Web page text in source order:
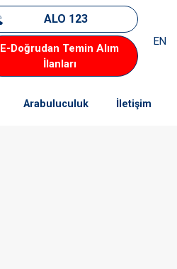
ALO 123
E-Doğrudan Temin Alım
İlanları
EN
Arabuluculuk İletişim